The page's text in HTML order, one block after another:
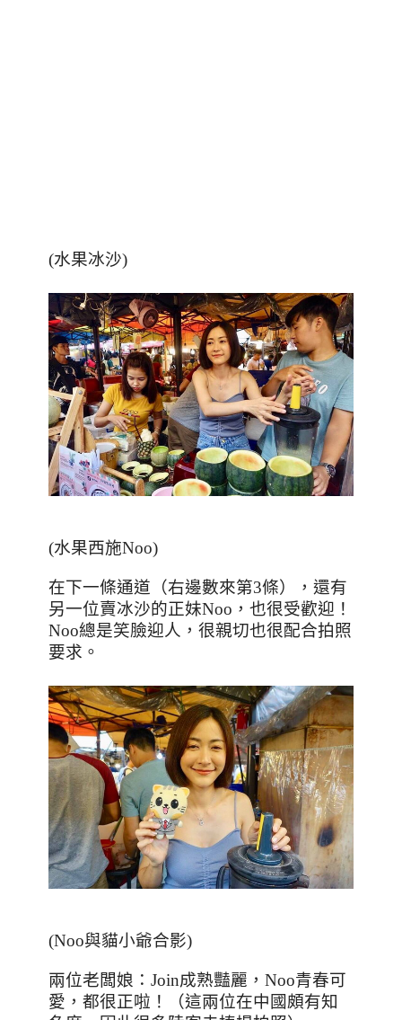
(水果冰沙)
(水果西施Noo)
在下一條通道（右邊數來第3條），還有
另一位賣冰沙的正妹Noo，也很受歡迎！
Noo總是笑臉迎人，很親切也很配合拍照
要求。
(Noo與貓小爺合影)
兩位老闆娘：Join成熟豔麗，Noo青春可
愛，都很正啦！（這兩位在中國頗有知